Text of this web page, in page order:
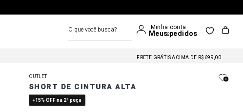
FRETE GRÁTIS ACIMA DE R$699,00
FRETE GRÁTIS NAS COMPRAS A PARTIR DE R$699
FRETE GRÁTIS ACIMA DE R$699,00
OUTLET
SHORT DE CINTURA ALTA
+15% OFF na 2ª peça